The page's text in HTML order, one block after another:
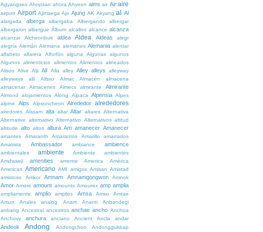
Agyangseo Ahopsan ahora Ahyeon aims air Air aire
airport Airport Ajimaega Ajo Ajung AK Akyang al Al
alargada alberga albergaba Albergando
albergar
albergaron albergue Álbum alcalino alcance alcanza
alcanzar Alcheonbuk aldea Aldea Aldeas
alegr
alegría Alemán Alemana alemanes Alemania alentar
alfabeto
alfarera Alforfón alguna Algunas
algunos
Algunos alimenticios alimentos Alimentos alineados
Alisos Alive Alji All Alla alley Alley alleys
alleyway
alleyways
allí Allsso Almac Almacén
almacena
almacenar
Almacenes Almecs almirante Almirante
Almond alojamientos Along Alpaca Alpensia Alpes
alpine
Alps Alpsoncheon Alrededor alrededores
alredores Alssam alta altar Altar altares Alternativa
Alternative
alternativo Alternativo Alternativos altitud
altitude
alto altos altura Am amanecer Amanecer
amantes Amaranth Amarantos Amarillo
amarrados
Amatista
Ambassador ambiance ambience
ambientales ambiente Ambiente
ambientes
Amdwaeji
amenities amente America
América
American Americano AMI amigos Amisan Amistad
amistoso
Amkor Amnam Amnamgongwon Amnok
Amor Amore amount amounts Amourex amp amplia
ampliamente amplio amplios Amsa Amso
Amtae
Amun
Anales analog Anam Ananti
Anbandegi
anbang Ancestral ancestros anchae ancho Anchoa
Anchovy
anchura anciano Ancient Ancla andar
Andeok Andong Andongchon
Andonggukbap